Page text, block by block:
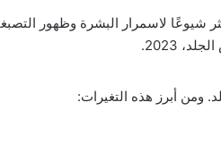
شيوعًا لاسمرار البشرة وظهور
2023.
ومن أبرز هذه التغيرات: